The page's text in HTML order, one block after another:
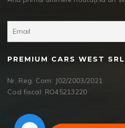
PREMIUM CARS WEST SRL
Nr. Reg. Com: J02/2003/2021
Cod fiscal: RO45213220
Facebook Messenger